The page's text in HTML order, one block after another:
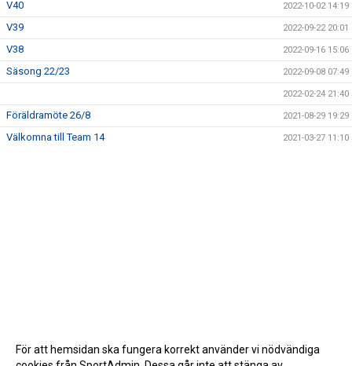
V40 2022-10-02 14:19
V39 2022-09-22 20:01
V38 2022-09-16 15:06
Säsong 22/23 2022-09-08 07:49
2022-02-24 21:40
Föräldramöte 26/8 2021-08-29 19:29
Välkomna till Team 14 2021-03-27 11:10
För att hemsidan ska fungera korrekt använder vi nödvändiga